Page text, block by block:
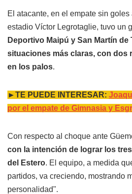
El atacante, en el empate sin goles
estadio Víctor Legrotaglie, tuvo un
Deportivo Maipú y San Martín
situaciones más claras, con dos
en los palos.
►TE PUEDE INTERESAR:
por el empate de Gimnasia y
Con respecto al choque ante
con la intención de lograr los
del Estero. El equipo, a medida
partidos, va creciendo, mostrando
personalidad".